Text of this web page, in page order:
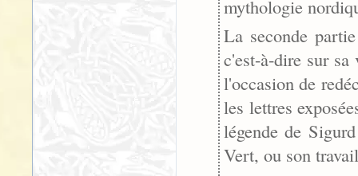
mythologie
La seconde
c'est-à-dire sur
l'occasion de
les lettres
légende de
Vert, ou son